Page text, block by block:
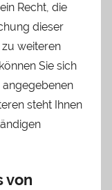
Recht, die
dieser
weiteren
Sie sich
steht Ihnen
von